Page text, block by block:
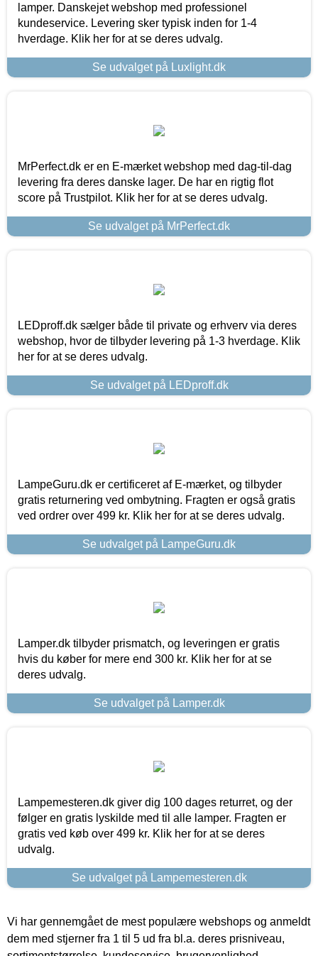
lamper. Danskejet webshop med professionel
kundeservice. Levering sker typisk inden for 1-4
hverdage. Klik her for at se deres udvalg.
Se udvalget på Luxlight.dk
MrPerfect.dk er en E-mærket webshop med dag-til-dag
levering fra deres danske lager. De har en rigtig flot
score på Trustpilot. Klik her for at se deres udvalg.
Se udvalget på MrPerfect.dk
LEDproff.dk sælger både til private og erhverv via deres
webshop, hvor de tilbyder levering på 1-3 hverdage. Klik
her for at se deres udvalg.
Se udvalget på LEDproff.dk
LampeGuru.dk er certificeret af E-mærket, og tilbyder
gratis returnering ved ombytning. Fragten er også gratis
ved ordrer over 499 kr. Klik her for at se deres udvalg.
Se udvalget på LampeGuru.dk
Lamper.dk tilbyder prismatch, og leveringen er gratis
hvis du køber for mere end 300 kr. Klik her for at se
deres udvalg.
Se udvalget på Lamper.dk
Lampemesteren.dk giver dig 100 dages returret, og der
følger en gratis lyskilde med til alle lamper. Fragten er
gratis ved køb over 499 kr. Klik her for at se deres
udvalg.
Se udvalget på Lampemesteren.dk
Vi har gennemgået de mest populære webshops og anmeldt
dem med stjerner fra 1 til 5 ud fra bl.a. deres prisniveau,